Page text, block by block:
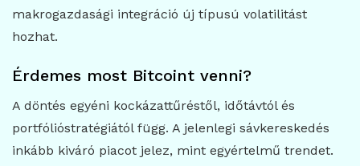
makrogazdasági integráció új típusú volatilitást
hozhat.
Érdemes most Bitcoint venni?
A döntés egyéni kockázattűréstől, időtávtól és
portfólióstratégiától függ. A jelenlegi sávkereskedés
inkább kiváró piacot jelez, mint egyértelmű trendet.